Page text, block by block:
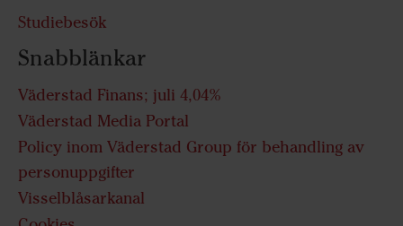
Studiebesök
Snabblänkar
Väderstad Finans; juli 4,04%
Väderstad Media Portal
Policy inom Väderstad Group för behandling av
personuppgifter
Visselblåsarkanal